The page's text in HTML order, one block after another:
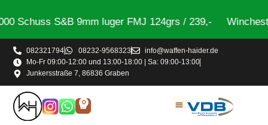
Schuss S&B 9mm luger FMJ 124grs / 239,-
082321794 08232-9568323
info@waffen-haider.de
Mo-Fr 09:00-12:00 und 13:00-18:00 | Sa: 09:00-13:00
Junkersstraße 7, 86836 Graben
0